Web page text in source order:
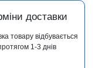
доставки
товару відбувається
1-3 днів